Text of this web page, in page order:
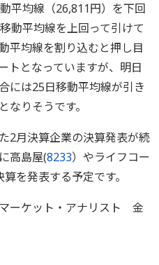
平均線（26,811円）を下回
動平均線を上回って引けて
平均線を割り込むと押し目
トとなっていますが、明日
には25日移動平均線が引き
りそうです。
2月決算企業の決算発表が続
高島屋(8233）やライフコー
を発表する予定です。
ーケット・アナリスト 金